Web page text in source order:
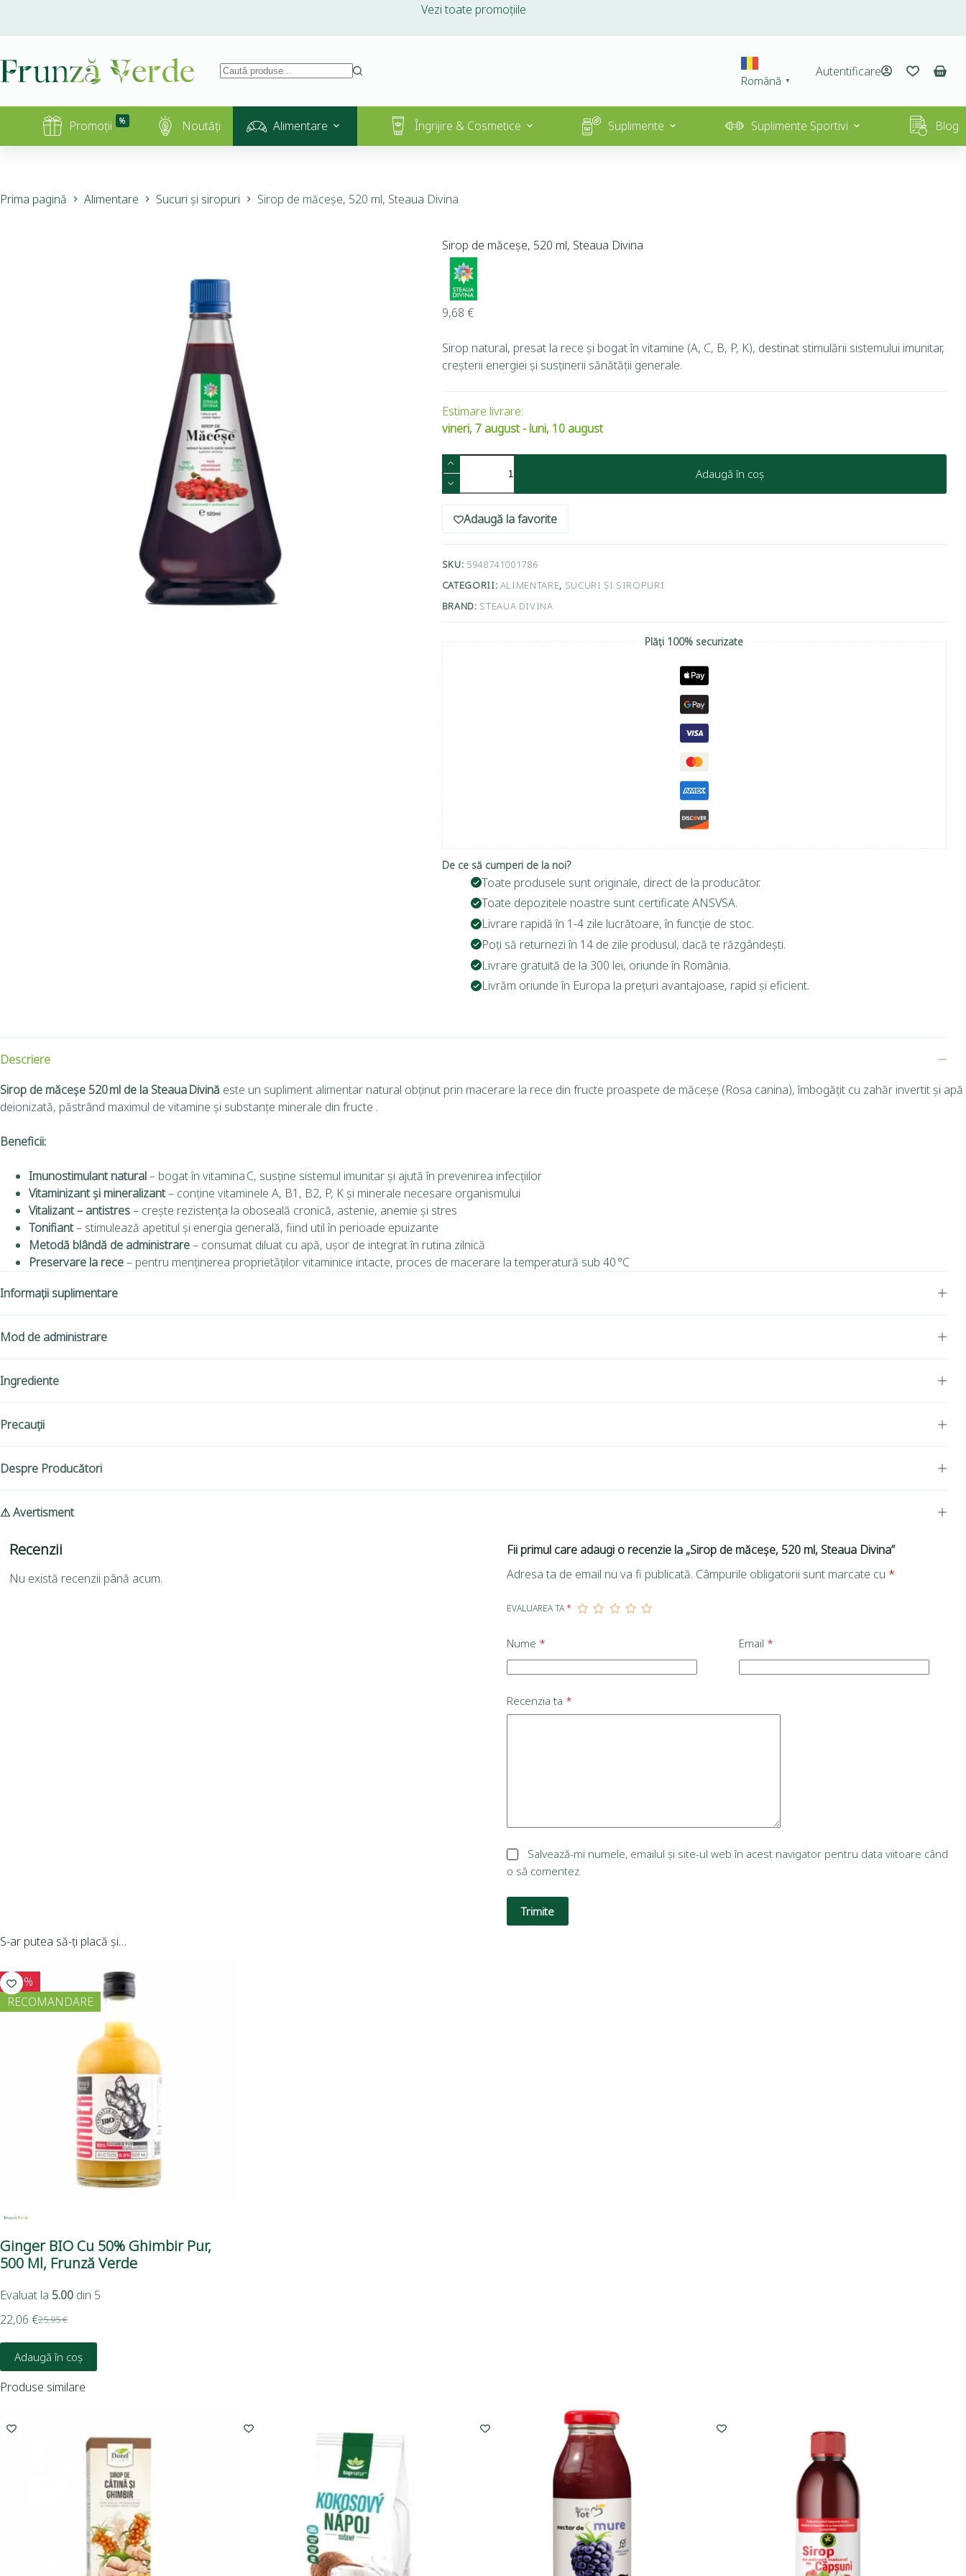
Vezi toate promoțiile
Română ▼
Autentificare
Promoții % Noutăți Alimentare Îngrijire & Cosmetice Suplimente Suplimente Sportivi Blog
Prima pagină Alimentare Sucuri și siropuri Sirop de măceșe, 520 ml, Steaua Divina
Sirop de măceșe, 520 ml, Steaua Divina
9,68 €
Sirop natural, presat la rece și bogat în vitamine (A, C, B, P, K), destinat stimulării sistemului imunitar,
creșterii energiei și susținerii sănătății generale.
Estimare livrare:
vineri, 7 august - luni, 10 august
Adaugă în coș
Adaugă la favorite
SKU: 5948741001786
CATEGORII: ALIMENTARE, SUCURI ȘI SIROPURI
BRAND: STEAUA DIVINA
Plăți 100% securizate
De ce să cumperi de la noi?
Toate produsele sunt originale, direct de la producător.
Toate depozitele noastre sunt certificate ANSVSA.
Livrare rapidă în 1-4 zile lucrătoare, în funcție de stoc.
Poți să returnezi în 14 de zile produsul, dacă te răzgândești.
Livrare gratuită de la 300 lei, oriunde în România.
Livrăm oriunde în Europa la prețuri avantajoase, rapid și eficient.
Descriere
Sirop de măceșe 520 ml de la Steaua Divină este un supliment alimentar natural obținut prin macerare la rece din fructe proaspete de măceșe (Rosa canina), îmbogățit cu zahăr invertit și apă
deionizată, păstrând maximul de vitamine și substanțe minerale din fructe .
Beneficii:
Imunostimulant natural– bogat în vitamina C, susține sistemul imunitar și ajută în prevenirea infecțiilor
Vitaminizant și mineralizant– conține vitaminele A, B1, B2, P, K și minerale necesare organismului
Vitalizant – antistres– crește rezistența la oboseală cronică, astenie, anemie și stres
Tonifiant– stimulează apetitul și energia generală, fiind util în perioade epuizante
Metodă blândă de administrare– consumat diluat cu apă, ușor de integrat în rutina zilnică
Preservare la rece– pentru menținerea proprietăților vitaminice intacte, proces de macerare la temperatură sub 40 °C
Informații suplimentare
Mod de administrare
Ingrediente
Precauții
Despre Producători
⚠ Avertisment
Recenzii
Nu există recenzii până acum.
Fii primul care adaugi o recenzie la „Sirop de măceșe, 520 ml, Steaua Divina”
Adresa ta de email nu va fi publicată. Câmpurile obligatorii sunt marcate cu *
EVALUAREA TA*
Nume * Email *
Recenzia ta *
Salvează-mi numele, emailul și site-ul web în acest navigator pentru data viitoare când
o să comentez.
Trimite
S-ar putea să-ți placă și…
-15%
RECOMANDARE
Ginger BIO Cu 50% Ghimbir Pur,
500 Ml, Frunză Verde
Evaluat la 5.00 din 5
25,95€
22,06 €
Adaugă în coș
Produse similare